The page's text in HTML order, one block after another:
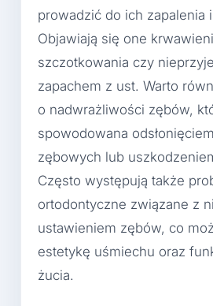
prowadzić do ich zapalenia
Objawiają się one
szczotkowania czy
zapachem z ust. Warto
o nadwrażliwości zębów,
spowodowana
zębowych lub
Często występują także
ortodontyczne związane z
ustawieniem zębów, co
estetykę uśmiechu oraz
żucia.